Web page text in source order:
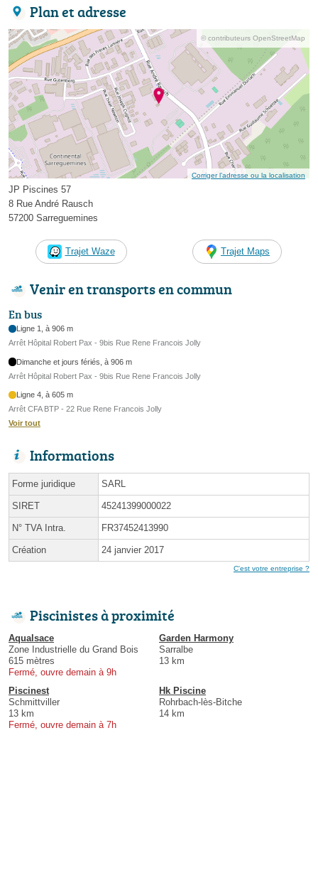
Plan et adresse
© contributeurs OpenStreetMap
Corriger l’adresse ou la localisation
JP Piscines 57
8 Rue André Rausch
57200 Sarreguemines
Trajet Waze Trajet Maps
Venir en transports en commun
En bus
Ligne 1, à 906 m
Arrêt Hôpital Robert Pax - 9bis Rue Rene Francois Jolly
Dimanche et jours fériés, à 906 m
Arrêt Hôpital Robert Pax - 9bis Rue Rene Francois Jolly
Ligne 4, à 605 m
Arrêt CFA BTP - 22 Rue Rene Francois Jolly
Voir tout
Informations
Forme juridique SARL
SIRET 45241399000022
N° TVA Intra. FR37452413990
Création 24 janvier 2017
C'est votre entreprise ?
Piscinistes à proximité
Aqualsace
Zone Industrielle du Grand Bois
615 mètres
Fermé, ouvre demain à 9h
Garden Harmony
Sarralbe
13 km
Piscinest
Schmittviller
13 km
Fermé, ouvre demain à 7h
Hk Piscine
Rohrbach-lès-Bitche
14 km